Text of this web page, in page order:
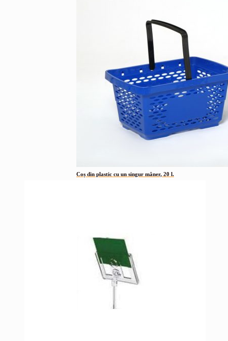
Coș din plastic cu un singur mâner, 20 l.